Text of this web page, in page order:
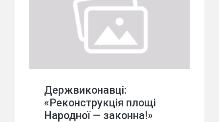
Держвиконавці:
«Реконструкція площі
Народної — законна!»